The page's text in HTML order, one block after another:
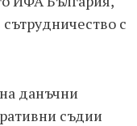
с
данъчни
съдии